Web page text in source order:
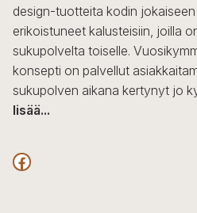
design-tuotteita kodin jokaiseen
erikoistuneet kalusteisiin, joilla
sukupolvelta toiselle.
konsepti on palvellut
sukupolven aikana kertynyt jo
lisää...
F